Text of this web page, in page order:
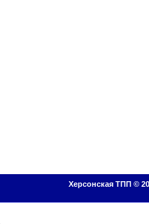
Херсонская ТПП ©